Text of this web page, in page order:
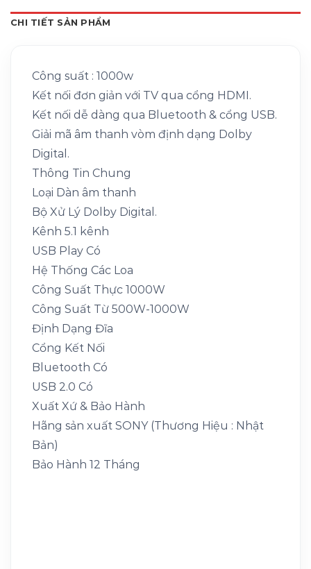
CHI TIẾT SẢN PHẨM
Công suất : 1000w
Kết nối đơn giản với TV qua cổng HDMI.
Kết nối dễ dàng qua Bluetooth & cổng USB.
Giải mã âm thanh vòm định dạng Dolby
Digital.
Thông Tin Chung
Loại Dàn âm thanh
Bộ Xử Lý Dolby Digital.
Kênh 5.1 kênh
USB Play Có
Hệ Thống Các Loa
Công Suất Thực 1000W
Công Suất Từ 500W-1000W
Định Dạng Đĩa
Cổng Kết Nối
Bluetooth Có
USB 2.0 Có
Xuất Xứ & Bảo Hành
Hãng sản xuất SONY (Thương Hiệu : Nhật
Bản)
Bảo Hành 12 Tháng